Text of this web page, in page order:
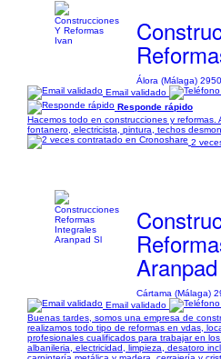
Álora (Málaga)
Email validado
Responde rápido
Hacemos todo en construcciones y reformas.
fontanero, electricista, pintura, techos
2
Cártama (Málaga)
Email validado
Buenas tardes, somos una empresa de
realizamos todo tipo de reformas en vdas,
profesionales cualificados para trabajar en
albanileria, electricidad, limpieza, desatoro